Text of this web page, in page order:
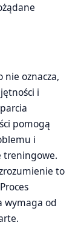
nie oznacza,
i
pomogą
i
treningowe.
to
wymaga od